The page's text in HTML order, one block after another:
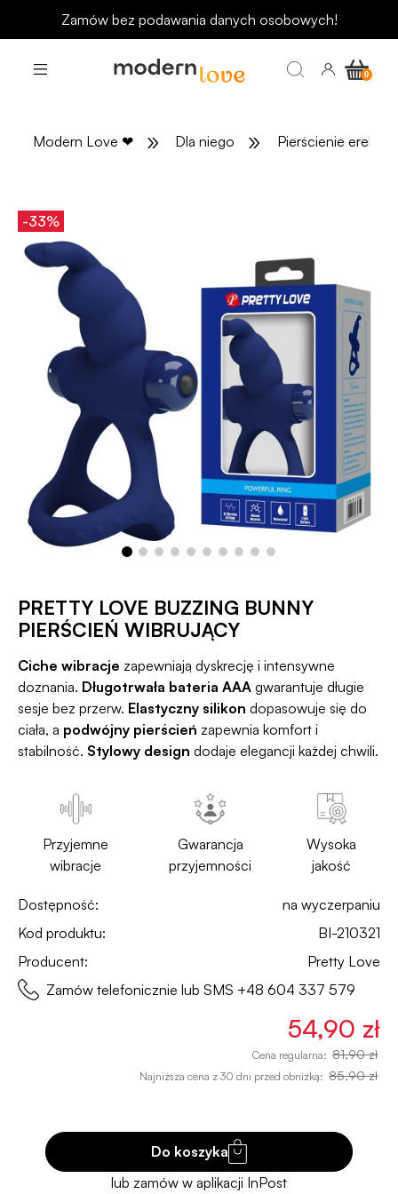
Zamów bez podawania danych osobowych!
Modern Love ❤ » Dla niego » Pierścienie
-33%
PRETTY LOVE BUZZING BUNNY
PIERŚCIEŃ WIBRUJĄCY
Ciche wibracje zapewniają dyskrecję i intensywne
doznania. Długotrwała bateria AAA gwarantuje długie
sesje bez przerw. Elastyczny silikon dopasowuje się do
ciała, a podwójny pierścień zapewnia komfort i
stabilność. Stylowy design dodaje elegancji każdej chwili.
Przyjemne
wibracje
Gwarancja
przyjemności
Wysoka
jakość
Dostępność:
na wyczerpaniu
Kod produktu:
BI-210321
Producent:
Pretty Love
Zamów telefonicznie lub SMS +48 604 337 579
54,90 zł
Cena regularna: 81,90 zł
Najniższa cena z 30 dni przed obniżką: 85,90 zł
Do koszyka